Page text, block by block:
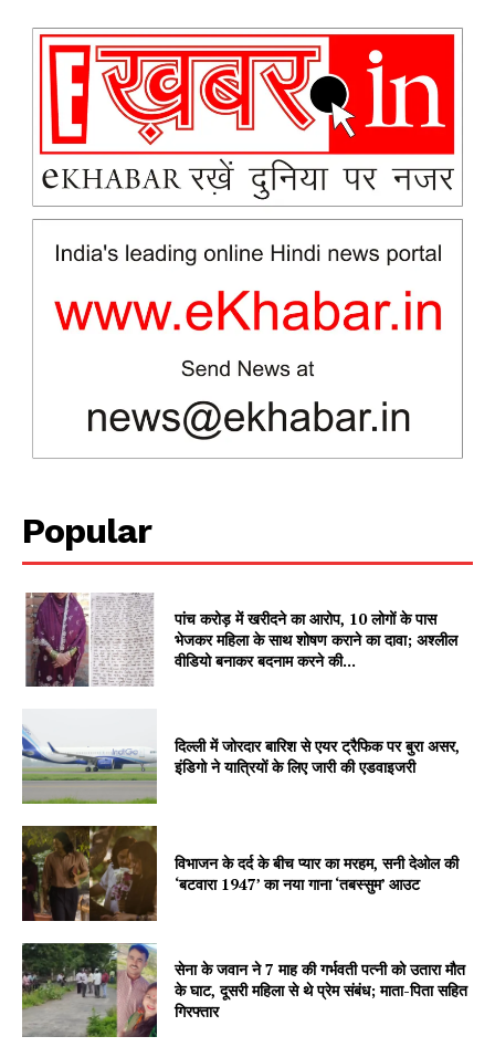
News Week
Magazine PRO
Company
About
Subscription Plans
My account
Popular
पांच करोड़ में खरीदने का आरोप, 10 लोगों के पास
भेजकर महिला के साथ शोषण कराने का दावा; अश्लील
वीडियो बनाकर बदनाम करने की...
दिल्ली में जोरदार बारिश से एयर ट्रैफिक पर बुरा असर,
इंडिगो ने यात्रियों के लिए जारी की एडवाइजरी
विभाजन के दर्द के बीच प्यार का मरहम, सनी देओल की
‘बटवारा 1947’ का नया गाना ‘तबस्सुम’ आउट
सेना के जवान ने 7 माह की गर्भवती पत्नी को उतारा मौत
के घाट, दूसरी महिला से थे प्रेम संबंध; माता-पिता सहित
गिरफ्तार